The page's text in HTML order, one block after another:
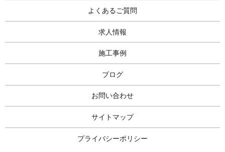
よくあるご質問
求人情報
施工事例
ブログ
お問い合わせ
サイトマップ
プライバシーポリシー